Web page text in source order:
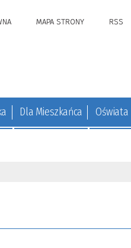
MAPA STRONY RSS
Dla Mieszkańca Oświata